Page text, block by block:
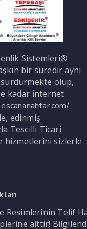
Sistemleri®
bir süredir aynı
olup,
kadar internet
edinmiş
Tescilli Ticari
hizmetlerini sizlerle
Resimlerinin Telif
aittir!